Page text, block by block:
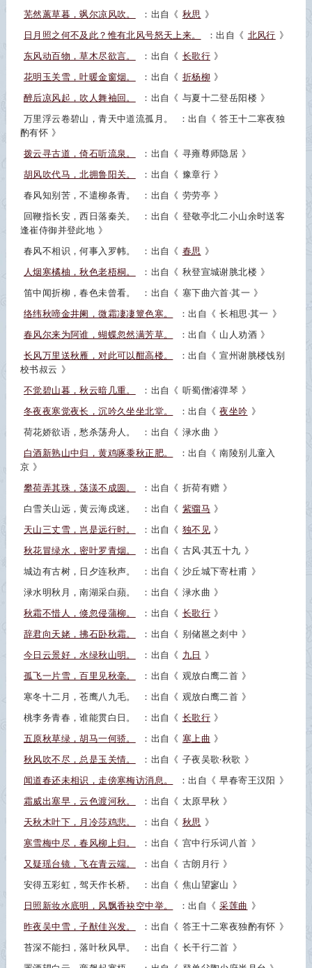
芜然蕙草暮，飒尔凉风吹。
：出自《 秋思 》
日月照之何不及此？惟有北风号怒天上来。
：出自《 北风行 》
东风动百物，草木尽欲言。
：出自《 长歌行 》
花明玉关雪，叶暖金窗烟。
：出自《 折杨柳 》
醉后凉风起，吹人舞袖回。
：出自《 与夏十二登岳阳楼 》
万里浮云卷碧山，青天中道流孤月。
：出自《 答王十二寒夜独
酌有怀 》
拨云寻古道，倚石听流泉。
：出自《 寻雍尊师隐居 》
胡风吹代马，北拥鲁阳关。
：出自《 豫章行 》
春风知别苦，不遣柳条青。
：出自《 劳劳亭 》
回鞭指长安，西日落秦关。
：出自《 登敬亭北二小山余时送客
逢崔侍御并登此地 》
春风不相识，何事入罗帏。
：出自《 春思 》
人烟寒橘柚，秋色老梧桐。
：出自《 秋登宣城谢脁北楼 》
笛中闻折柳，春色未曾看。
：出自《 塞下曲六首·其一 》
络纬秋啼金井阑，微霜凄凄簟色寒。
：出自《 长相思·其一 》
春风尔来为阿谁，蝴蝶忽然满芳草。
：出自《 山人劝酒 》
长风万里送秋雁，对此可以酣高楼。
：出自《 宣州谢脁楼饯别
校书叔云 》
不觉碧山暮，秋云暗几重。
：出自《 听蜀僧濬弹琴 》
冬夜夜寒觉夜长，沉吟久坐坐北堂。
：出自《 夜坐吟 》
荷花娇欲语，愁杀荡舟人。
：出自《 渌水曲 》
白酒新熟山中归，黄鸡啄黍秋正肥。
：出自《 南陵别儿童入
京 》
攀荷弄其珠，荡漾不成圆。
：出自《 折荷有赠 》
白雪关山远，黄云海戍迷。
：出自《 紫骝马 》
天山三丈雪，岂是远行时。
：出自《 独不见 》
秋花冒绿水，密叶罗青烟。
：出自《 古风·其五十九 》
城边有古树，日夕连秋声。
：出自《 沙丘城下寄杜甫 》
渌水明秋月，南湖采白蘋。
：出自《 渌水曲 》
秋霜不惜人，倏忽侵蒲柳。
：出自《 长歌行 》
辞君向天姥，拂石卧秋霜。
：出自《 别储邕之剡中 》
今日云景好，水绿秋山明。
：出自《 九日 》
孤飞一片雪，百里见秋毫。
：出自《 观放白鹰二首 》
寒冬十二月，苍鹰八九毛。
：出自《 观放白鹰二首 》
桃李务青春，谁能贯白日。
：出自《 长歌行 》
五原秋草绿，胡马一何骄。
：出自《 塞上曲 》
秋风吹不尽，总是玉关情。
：出自《 子夜吴歌·秋歌 》
闻道春还未相识，走傍寒梅访消息。
：出自《 早春寄王汉阳 》
霜威出塞早，云色渡河秋。
：出自《 太原早秋 》
天秋木叶下，月冷莎鸡悲。
：出自《 秋思 》
寒雪梅中尽，春风柳上归。
：出自《 宫中行乐词八首 》
又疑瑶台镜，飞在青云端。
：出自《 古朗月行 》
安得五彩虹，驾天作长桥。
：出自《 焦山望寥山 》
日照新妆水底明，风飘香袂空中举。
：出自《 采莲曲 》
昨夜吴中雪，子猷佳兴发。
：出自《 答王十二寒夜独酌有怀 》
苔深不能扫，落叶秋风早。
：出自《 长干行二首 》